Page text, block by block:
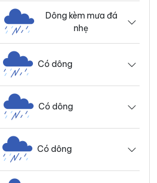
Dông kèm mưa đá
nhẹ
Có dông
Có dông
Có dông